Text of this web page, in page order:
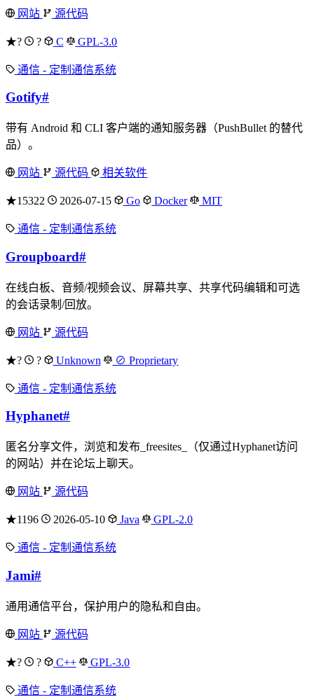
网站 源代码
★? ? C GPL-3.0
通信 - 定制通信系统
Gotify#
带有 Android 和 CLI 客户端的通知服务器（PushBullet 的替代
品）。
网站 源代码 相关软件
★15322 2026-07-15 Go Docker MIT
通信 - 定制通信系统
Groupboard#
在线白板、音频/视频会议、屏幕共享、共享代码编辑和可选
的会话录制/回放。
网站 源代码
★? ? Unknown ⊘ Proprietary
通信 - 定制通信系统
Hyphanet#
匿名分享文件，浏览和发布_freesites_（仅通过Hyphanet访问
的网站）并在论坛上聊天。
网站 源代码
★1196 2026-05-10 Java GPL-2.0
通信 - 定制通信系统
Jami#
通用通信平台，保护用户的隐私和自由。
网站 源代码
★? ? C++ GPL-3.0
通信 - 定制通信系统